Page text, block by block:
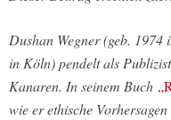
Dushan Wegner (geb.
in Köln) pendelt als
Kanaren. In seinem Buch
wie er ethische